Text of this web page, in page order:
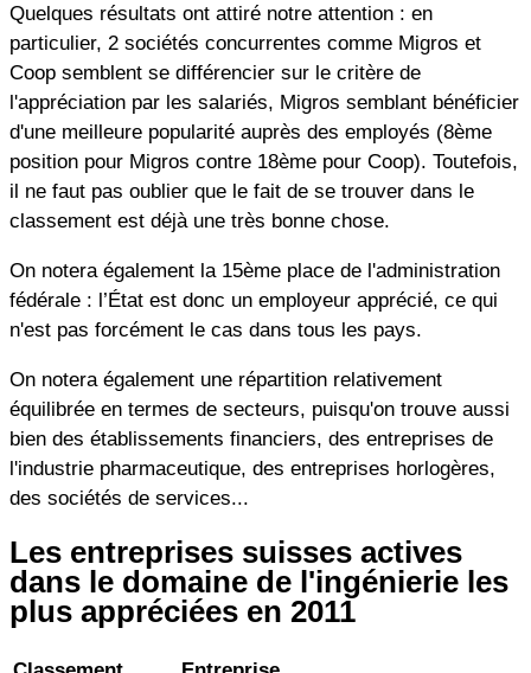
Quelques résultats ont attiré notre attention : en
particulier, 2 sociétés concurrentes comme Migros et
Coop semblent se différencier sur le critère de
l'appréciation par les salariés, Migros semblant bénéficier
d'une meilleure popularité auprès des employés (8ème
position pour Migros contre 18ème pour Coop). Toutefois,
il ne faut pas oublier que le fait de se trouver dans le
classement est déjà une très bonne chose.
On notera également la 15ème place de l'administration
fédérale : l’État est donc un employeur apprécié, ce qui
n'est pas forcément le cas dans tous les pays.
On notera également une répartition relativement
équilibrée en termes de secteurs, puisqu'on trouve aussi
bien des établissements financiers, des entreprises de
l'industrie pharmaceutique, des entreprises horlogères,
des sociétés de services...
Les entreprises suisses actives
dans le domaine de l'ingénierie les
plus appréciées en 2011